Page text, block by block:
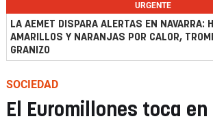
URGENTE
LA AEMET DISPARA ALERTAS EN NAVARRA:
AMARILLOS Y NARANJAS POR CALOR,
GRANIZO
SOCIEDAD
El Euromillones toca